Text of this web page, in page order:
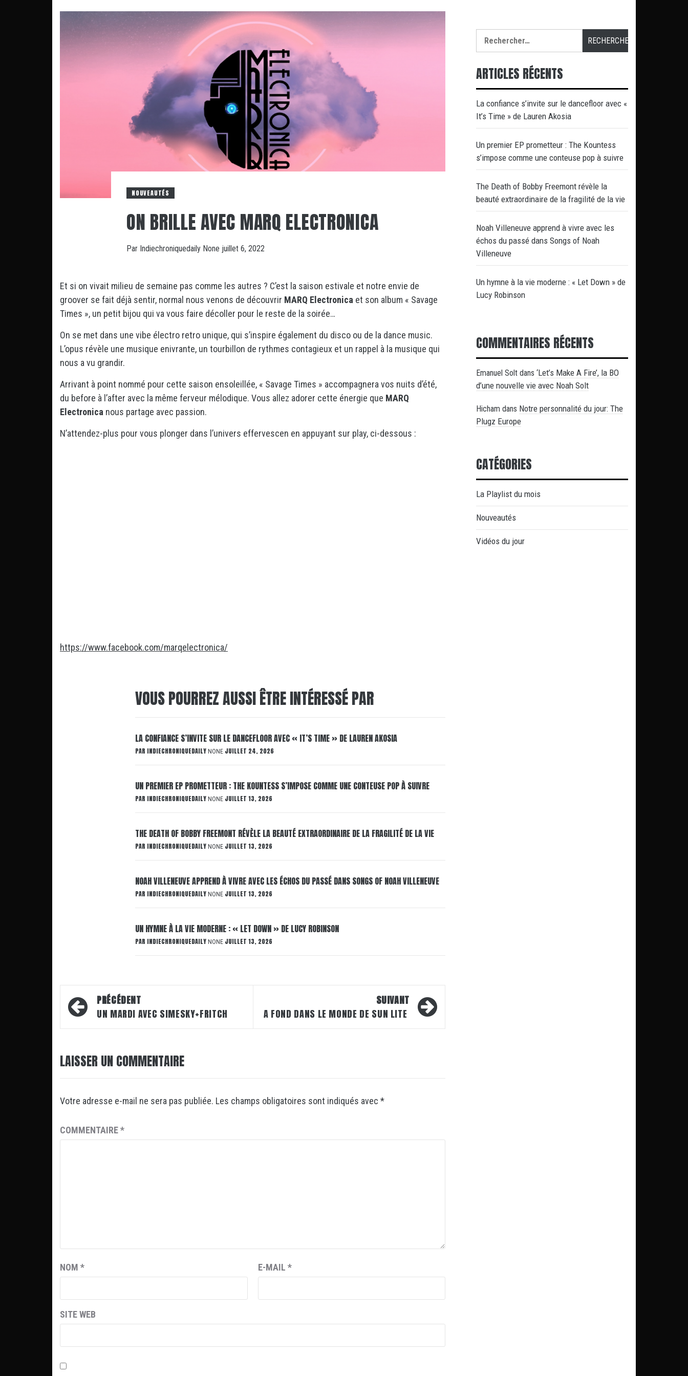
NOUVEAUTÉS
ON BRILLE AVEC MARQ ELECTRONICA
Par Indiechroniquedaily None juillet 6, 2022
Et si on vivait milieu de semaine pas comme les autres ? C’est la saison estivale et notre envie de
groover se fait déjà sentir, normal nous venons de découvrir MARQ Electronica et son album « Savage
Times », un petit bijou qui va vous faire décoller pour le reste de la soirée…
On se met dans une vibe électro retro unique, qui s’inspire également du disco ou de la dance music.
L’opus révèle une musique enivrante, un tourbillon de rythmes contagieux et un rappel à la musique qui
nous a vu grandir.
Arrivant à point nommé pour cette saison ensoleillée, « Savage Times » accompagnera vos nuits d’été,
du before à l’after avec la même ferveur mélodique. Vous allez adorer cette énergie que MARQ
Electronica nous partage avec passion.
N’attendez-plus pour vous plonger dans l’univers effervescen en appuyant sur play, ci-dessous :
https://www.facebook.com/marqelectronica/
VOUS POURREZ AUSSI ÊTRE INTÉRESSÉ PAR
LA CONFIANCE S’INVITE SUR LE DANCEFLOOR AVEC « IT’S TIME » DE LAUREN AKOSIA
PAR INDIECHRONIQUEDAILY NONE JUILLET 24, 2026
UN PREMIER EP PROMETTEUR : THE KOUNTESS S’IMPOSE COMME UNE CONTEUSE POP À SUIVRE
PAR INDIECHRONIQUEDAILY NONE JUILLET 13, 2026
THE DEATH OF BOBBY FREEMONT RÉVÈLE LA BEAUTÉ EXTRAORDINAIRE DE LA FRAGILITÉ DE LA VIE
PAR INDIECHRONIQUEDAILY NONE JUILLET 13, 2026
NOAH VILLENEUVE APPREND À VIVRE AVEC LES ÉCHOS DU PASSÉ DANS SONGS OF NOAH VILLENEUVE
PAR INDIECHRONIQUEDAILY NONE JUILLET 13, 2026
UN HYMNE À LA VIE MODERNE : « LET DOWN » DE LUCY ROBINSON
PAR INDIECHRONIQUEDAILY NONE JUILLET 13, 2026
Navigation
d’article
PRÉCÉDENT
UN MARDI AVEC SIMESKY+FRITCH
SUIVANT
A FOND DANS LE MONDE DE SUN LITE
LAISSER UN COMMENTAIRE
Votre adresse e-mail ne sera pas publiée. Les champs obligatoires sont indiqués avec *
COMMENTAIRE*
NOM * E-MAIL *
SITE WEB
ARTICLES RÉCENTS
La confiance s’invite sur le dancefloor avec «
It’s Time » de Lauren Akosia
Un premier EP prometteur : The Kountess
s’impose comme une conteuse pop à suivre
The Death of Bobby Freemont révèle la
beauté extraordinaire de la fragilité de la vie
Noah Villeneuve apprend à vivre avec les
échos du passé dans Songs of Noah
Villeneuve
Un hymne à la vie moderne : « Let Down » de
Lucy Robinson
COMMENTAIRES RÉCENTS
Emanuel Solt dans ‘Let’s Make A Fire’, la BO
d’une nouvelle vie avec Noah Solt
Hicham dans Notre personnalité du jour: The
Plugz Europe
CATÉGORIES
La Playlist du mois
Nouveautés
Vidéos du jour